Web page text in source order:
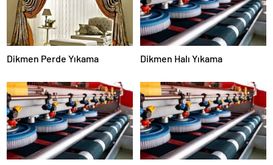
Dikmen Perde Yıkama Dikmen Halı Yıkama